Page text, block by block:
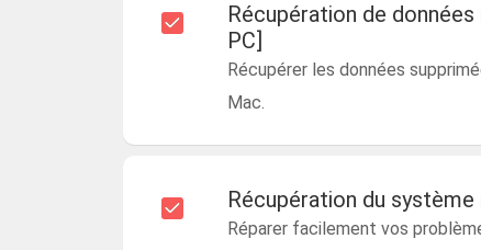
Récupération de
PC]
Récupérer les données
Mac.
Récupération du
Réparer facilement vos